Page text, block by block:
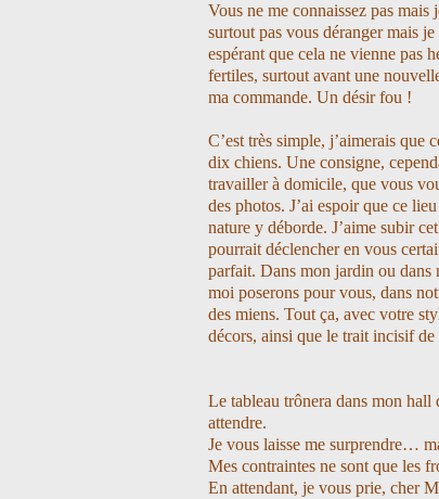
Vous ne me connaissez pas
surtout pas vous déranger mais
espérant que cela ne vienne pas
fertiles, surtout avant une
ma commande. Un désir fou !
C’est très simple, j’aimerais
dix chiens. Une consigne,
travailler à domicile, que vous
des photos. J’ai espoir que ce
nature y déborde. J’aime subir
pourrait déclencher en vous
parfait. Dans mon jardin ou dans
moi poserons pour vous, dans
des miens. Tout ça, avec votre
décors, ainsi que le trait incisif
Le tableau trônera dans mon hall
attendre.
Je vous laisse me surprendre…
Mes contraintes ne sont que les
En attendant, je vous prie, cher